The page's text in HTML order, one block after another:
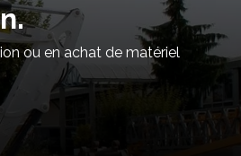
ou en achat de matériel